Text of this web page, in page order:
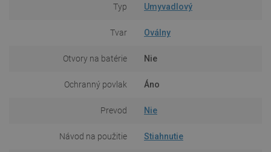
Typ Umyvadlový
Tvar Oválny
Otvory na batérie Nie
Ochranný povlak Áno
Prevod Nie
Návod na použitie Stiahnutie